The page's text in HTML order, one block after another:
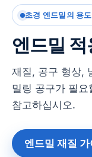
초경 엔드밀의 용도
엔드밀
재질, 공구 형상,
밀링 공구가 필
참고하십시오.
엔드밀 재질 가